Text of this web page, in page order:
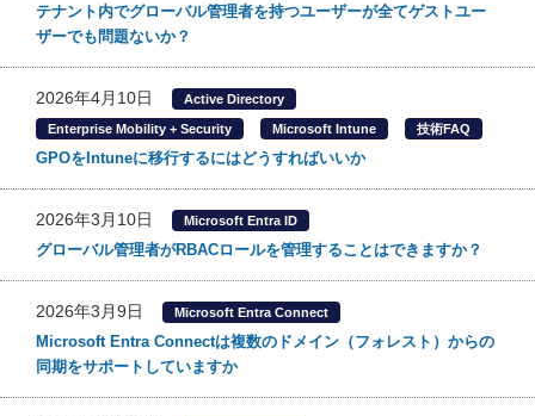
テナント内でグローバル管理者を持つユーザーが全てゲストユー
ザーでも問題ないか？
2026年4月10日 Active Directory
Enterprise Mobility + Security Microsoft Intune 技術FAQ
GPOをIntuneに移行するにはどうすればいいか
2026年3月10日 Microsoft Entra ID
グローバル管理者がRBACロールを管理することはできますか？
2026年3月9日 Microsoft Entra Connect
Microsoft Entra Connectは複数のドメイン（フォレスト）からの
同期をサポートしていますか